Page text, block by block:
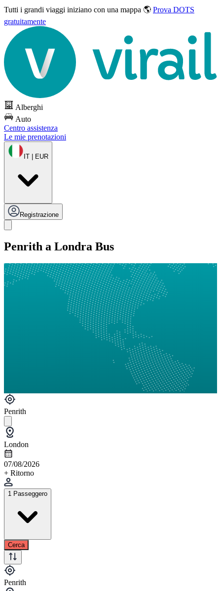
Tutti i grandi viaggi iniziano con una mappa 🌎 Prova DOTS
gratuitamente
Alberghi
Auto
Centro assistenza
Le mie prenotazioni
IT | EUR
Registrazione
Penrith a Londra Bus
Penrith
London
07/08/2026
+ Ritorno
1 Passeggero
Cerca
Penrith